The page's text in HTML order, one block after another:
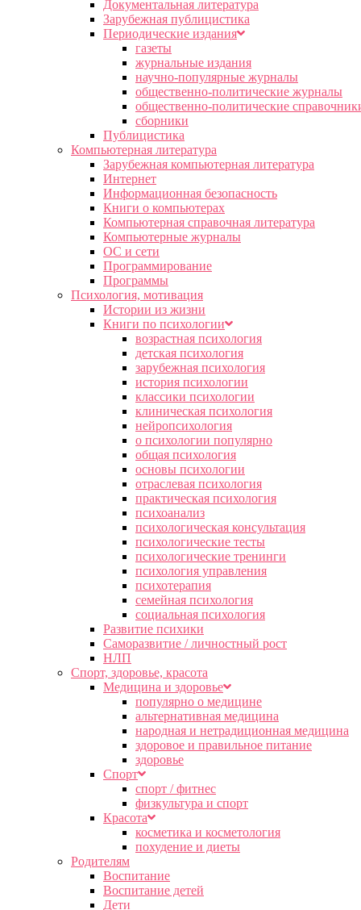
Документальная литература
Зарубежная публицистика
Периодические издания
газеты
журнальные издания
научно-популярные журналы
общественно-политические журналы
общественно-политические
сборники
Публицистика
Компьютерная литература
Зарубежная компьютерная литература
Интернет
Информационная безопасность
Книги о компьютерах
Компьютерная справочная литература
Компьютерные журналы
ОС и сети
Программирование
Программы
Психология, мотивация
Истории из жизни
Книги по психологии
возрастная психология
детская психология
зарубежная психология
история психологии
классики психологии
клиническая психология
нейропсихология
о психологии популярно
общая психология
основы психологии
отраслевая психология
практическая психология
психоанализ
психологическая консультация
психологические тесты
психологические тренинги
психология управления
психотерапия
семейная психология
социальная психология
Развитие психики
Саморазвитие / личностный рост
НЛП
Спорт, здоровье, красота
Медицина и здоровье
популярно о медицине
альтернативная медицина
народная и нетрадиционная медицина
здоровое и правильное питание
здоровье
Спорт
спорт / фитнес
физкультура и спорт
Красота
косметика и косметология
похудение и диеты
Родителям
Воспитание
Воспитание детей
Дети